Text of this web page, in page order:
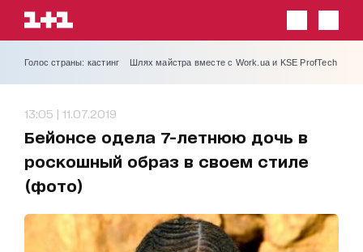
Голос страны: кастинг Шлях майстра вместе с Work.ua и KSE ProfTech
13:05 | 11.07.2019
Бейонсе одела 7-летнюю дочь в
роскошный образ в своем стиле
(фото)